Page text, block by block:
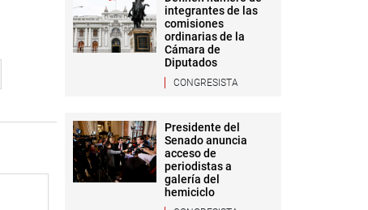
integrantes de las
comisiones
ordinarias de la
Cámara de
Diputados
CONGRESISTA
Presidente del
Senado anuncia
acceso de
periodistas a
galería del
hemiciclo